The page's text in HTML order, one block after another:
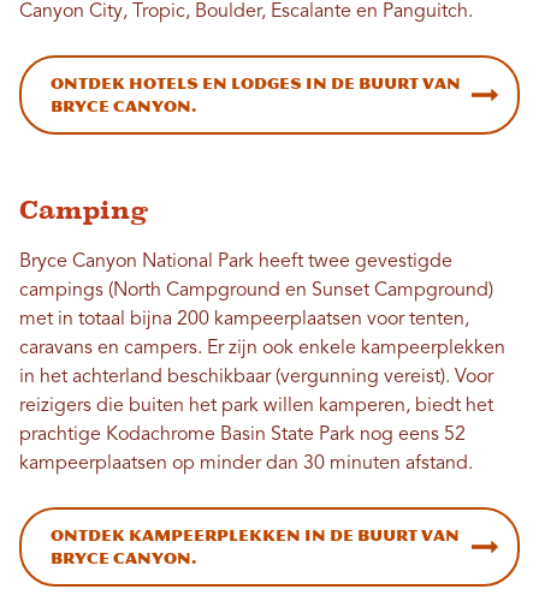
Canyon City, Tropic, Boulder, Escalante en Panguitch.
Ontdek hotels en lodges in de buurt van
Bryce Canyon.
Camping
Bryce Canyon National Park heeft twee gevestigde
campings (North Campground en Sunset Campground)
met in totaal bijna 200 kampeerplaatsen voor tenten,
caravans en campers. Er zijn ook enkele kampeerplekken
in het achterland beschikbaar (vergunning vereist). Voor
reizigers die buiten het park willen kamperen, biedt het
prachtige Kodachrome Basin State Park nog eens 52
kampeerplaatsen op minder dan 30 minuten afstand.
Ontdek kampeerplekken in de buurt van
Bryce Canyon.